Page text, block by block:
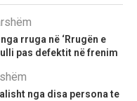
rruga në ‘Rrugën e
pas defektit në frenim
nga disa persona te